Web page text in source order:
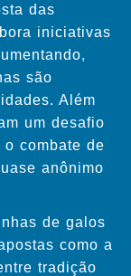
das
iniciativas
são
Além
um desafio
combate de
anônimo
de galos
como a
tradição